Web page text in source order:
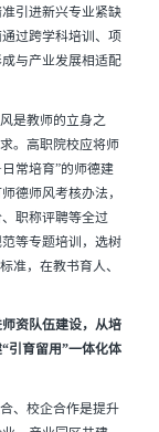
引进新兴专业紧缺
过跨学科培训、项
与产业发展相适配
是教师的立身之
。高职院校应将师
常培育”的师德建
德师风考核办法，
职称评聘等全过
等专题培训，选树
准，在教书育人、
资队伍建设，从培
引育留用”一体化体
、校企合作是提升